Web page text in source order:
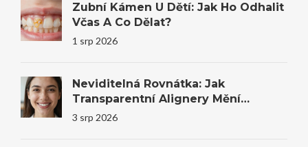
Zubní Kámen U Dětí: Jak Ho Odhalit
Včas A Co Dělat?
1 srp 2026
Neviditelná Rovnátka: Jak
Transparentní Alignery Mění
Úsměvy I Sebevědomí
3 srp 2026